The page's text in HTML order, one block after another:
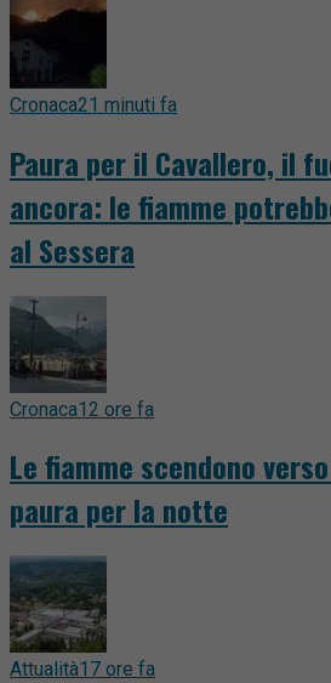
Cronaca21 minuti fa
Paura per il Cavallero, il
ancora: le fiamme
al Sessera
Cronaca12 ore fa
Le fiamme scendono
paura per la notte
Attualità17 ore fa